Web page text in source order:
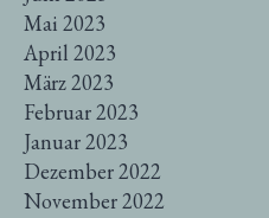
Mai 2023
April 2023
März 2023
Februar 2023
Januar 2023
Dezember 2022
November 2022